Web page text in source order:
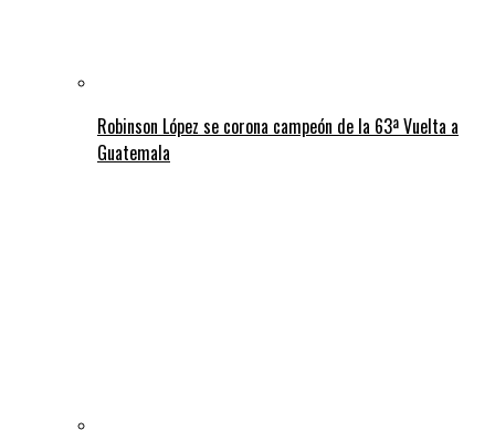
Robinson López se corona campeón de la 63ª Vuelta a
Guatemala